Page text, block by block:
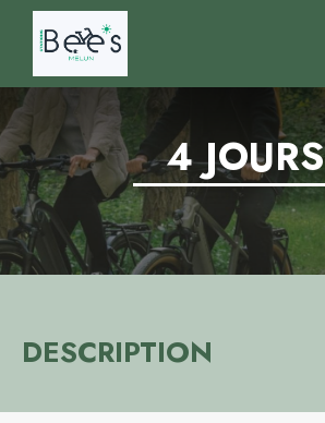
4 JOURS
DESCRIPTION